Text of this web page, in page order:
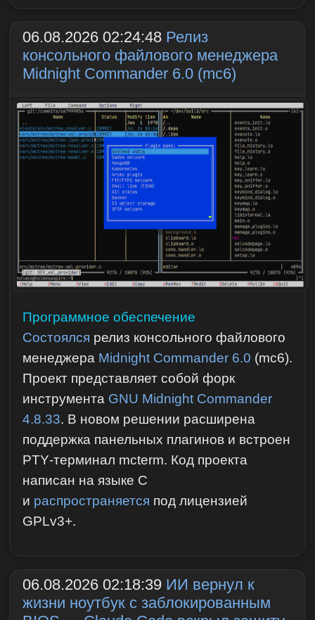
06.08.2026 02:24:48 Релиз
консольного файлового менеджера
Midnight Commander 6.0 (mc6)
Программное обеспечение
Состоялся релиз консольного файлового
менеджера Midnight Commander 6.0 (mc6).
Проект представляет собой форк
инструмента GNU Midnight Commander
4.8.33. В новом решении расширена
поддержка панельных плагинов и встроен
PTY‑терминал mcterm. Код проекта
написан на языке C
и распространяется под лицензией
GPLv3+.
06.08.2026 02:18:39 ИИ вернул к
жизни ноутбук с заблокированным